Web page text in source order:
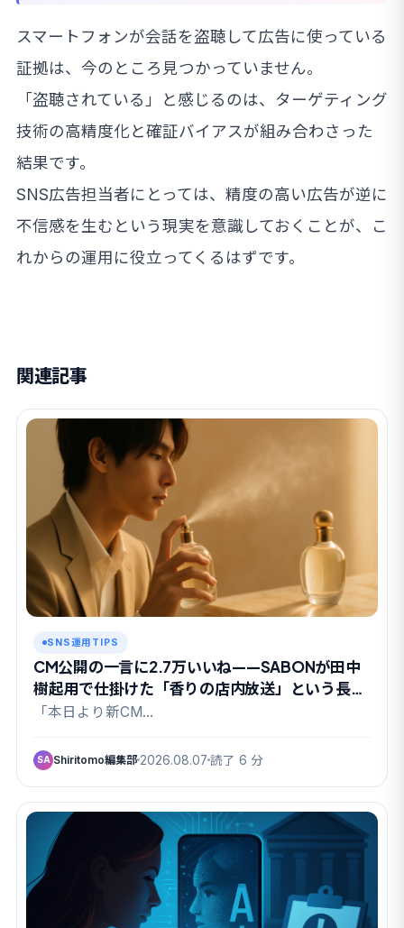
スマートフォンが会話を盗聴して広告に使っている
証拠は、今のところ見つかっていません。
「盗聴されている」と感じるのは、ターゲティング
技術の高精度化と確証バイアスが組み合わさった
結果です。
SNS広告担当者にとっては、精度の高い広告が逆に
不信感を生むという現実を意識しておくことが、こ
れからの運用に役立ってくるはずです。
関連記事
SNS運用TIPS
CM公開の一言に2.7万いいね——SABONが田中
樹起用で仕掛けた「香りの店内放送」という長期
戦
「本日より新CM…
SA Shiritomo編集部 2026.08.07 読了 6 分